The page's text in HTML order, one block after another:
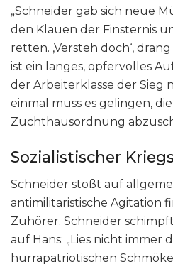
„Schneider gab sich neue
den Klauen der Finsternis
retten. ‚Versteh doch‘,
ist ein langes, opfervolles
der Arbeiterklasse der Sieg
einmal muss es gelingen,
Zuchthausordnung
Sozialistischer
Schneider stößt auf
antimilitaristische Agitation
Zuhörer. Schneider
auf Hans: „Lies nicht immer
hurrapatriotischen